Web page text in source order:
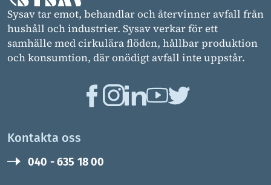
Sysav tar emot, behandlar och återvinner avfall från
hushåll och industrier. Sysav verkar för ett
samhälle med cirkulära flöden, hållbar produktion
och konsumtion, där onödigt avfall inte uppstår.
Kontakta oss
040 - 635 18 00